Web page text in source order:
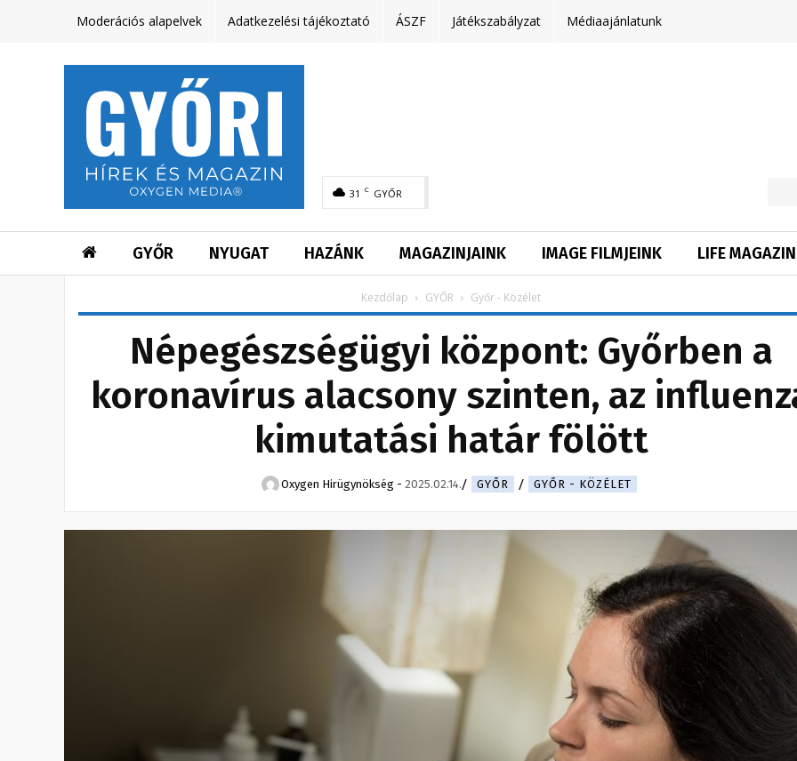
Moderációs alapelvek Adatkezelési tájékoztató ÁSZF Játékszabályzat Médiaajánlatunk
31 C GYŐR
GYŐR NYUGAT HAZÁNK MAGAZINJAINK IMAGE FILMJEINK LIFE MAGAZIN
Kezdőlap GYŐR Győr - Közélet
Népegészségügyi központ: Győrben a
koronavírus alacsony szinten, az
kimutatási határ fölött
Oxygen Hirügynökség - 2025.02.14. GYŐR GYŐR - KÖZÉLET